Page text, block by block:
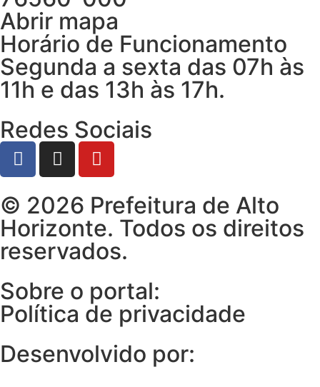
Abrir mapa
Horário de Funcionamento
Segunda a sexta das 07h às
11h e das 13h às 17h.
Redes Sociais
© 2026 Prefeitura de Alto
Horizonte. Todos os direitos
reservados.
Sobre o portal:
Política de privacidade
Desenvolvido por: